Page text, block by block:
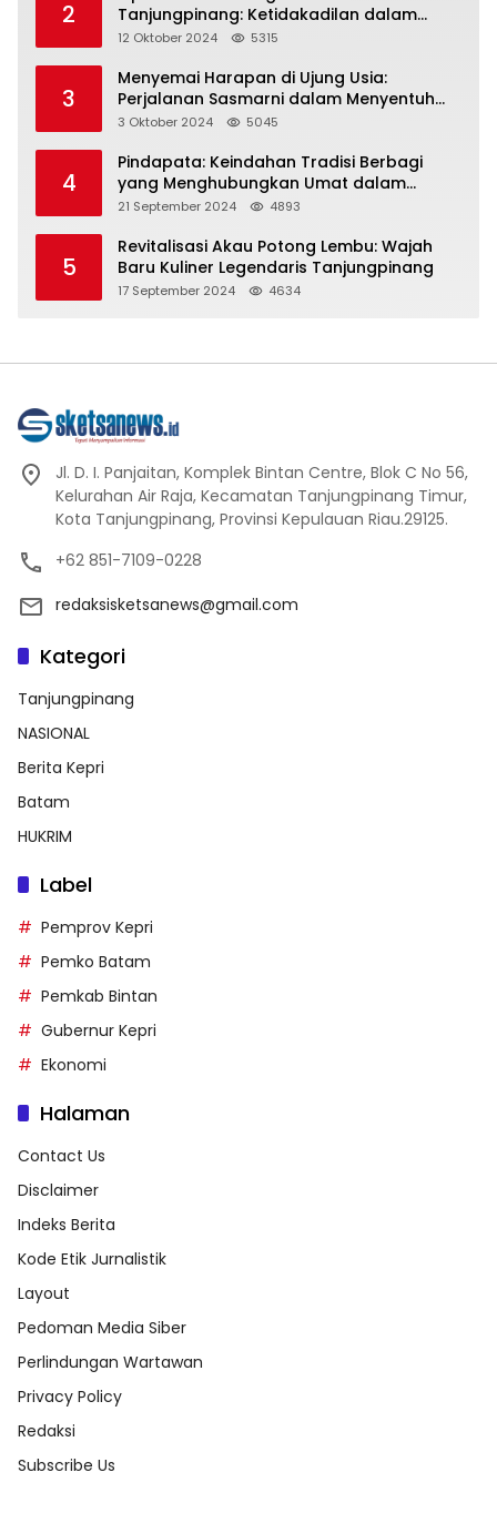
2
Tanjungpinang: Ketidakadilan dalam
Representasi
12 Oktober 2024 5315
3
Menyemai Harapan di Ujung Usia:
Perjalanan Sasmarni dalam Menyentuh
Hati dan Jiwa
3 Oktober 2024 5045
4
Pindapata: Keindahan Tradisi Berbagi
yang Menghubungkan Umat dalam
Spiritualitas dan Kebersamaan dalam
21 September 2024 4893
5
Revitalisasi Akau Potong Lembu: Wajah
Baru Kuliner Legendaris Tanjungpinang
17 September 2024 4634
Jl. D. I. Panjaitan, Komplek Bintan Centre, Blok C No 56,
Kelurahan Air Raja, Kecamatan Tanjungpinang Timur,
Kota Tanjungpinang, Provinsi Kepulauan Riau.29125.
+62 851-7109-0228
redaksisketsanews@gmail.com
Kategori
Tanjungpinang
NASIONAL
Berita Kepri
Batam
HUKRIM
Label
Pemprov Kepri
Pemko Batam
Pemkab Bintan
Gubernur Kepri
Ekonomi
Halaman
Contact Us
Disclaimer
Indeks Berita
Kode Etik Jurnalistik
Layout
Pedoman Media Siber
Perlindungan Wartawan
Privacy Policy
Redaksi
Subscribe Us